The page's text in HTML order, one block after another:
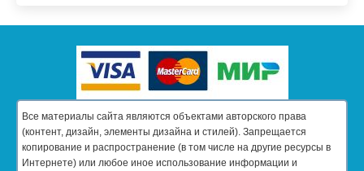
Все материалы сайта являются объектами авторского права
(контент, дизайн, элементы дизайна и стилей). Запрещается
копирование и распространение (в том числе на другие ресурсы в
Интернете) или любое иное использование информации и